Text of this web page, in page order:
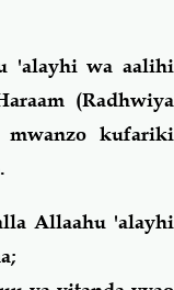
'alayhi wa aalihi
(Radhwiya
kufariki
Allaahu 'alayhi